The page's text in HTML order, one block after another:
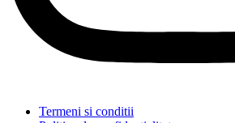
Termeni si conditii